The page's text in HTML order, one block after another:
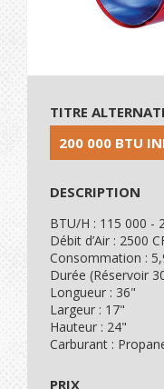
TITRE
200 000 BTU
DESCRIPTION
BTU/H : 115 000 -
Débit d’Air : 2500
Consommation :
Durée (Réservoir
Longueur : 36"
Largeur : 17"
Hauteur : 24"
Carburant :
PRIX